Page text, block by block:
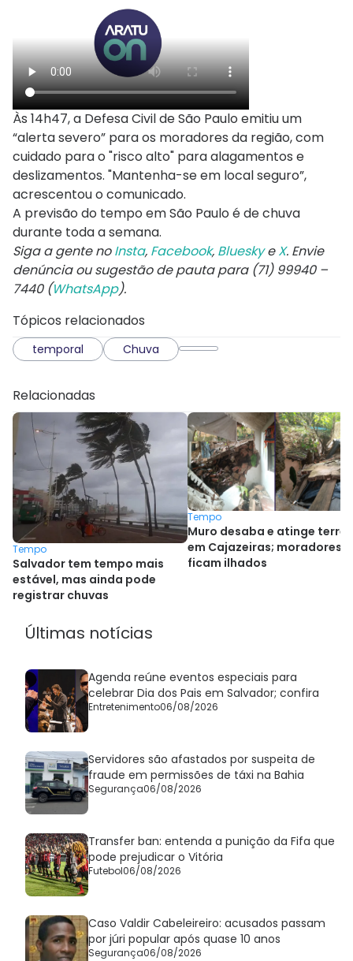
Às 14h47, a Defesa Civil de São Paulo emitiu um
“alerta severo” para os moradores da região, com
cuidado para o "risco alto" para alagamentos e
deslizamentos. "Mantenha-se em local seguro”,
acrescentou o comunicado.
A previsão do tempo em São Paulo é de chuva
durante toda a semana.
Siga a gente noInsta, Facebook, BlueskyeX. Envie
denúncia ou sugestão de pauta para (71) 99940 –
7440 (WhatsApp).
Tópicos relacionados
temporal Chuva
Relacionadas
Tempo
Salvador tem tempo mais
estável, mas ainda pode
registrar chuvas
Tempo
Muro desaba e atinge
em Cajazeiras; moradores
ficam ilhados
Últimas notícias
Agenda reúne eventos especiais para
celebrar Dia dos Pais em Salvador; confira
Entretenimento06/08/2026
Servidores são afastados por suspeita de
fraude em permissões de táxi na Bahia
Segurança06/08/2026
Transfer ban: entenda a punição da Fifa que
pode prejudicar o Vitória
Futebol06/08/2026
Caso Valdir Cabeleireiro: acusados passam
por júri popular após quase 10 anos
Segurança06/08/2026